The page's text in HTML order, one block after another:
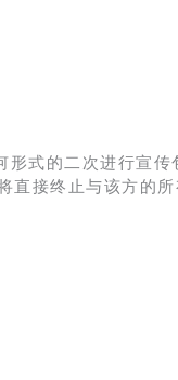
式的二次进行宣
接终止与该方的所